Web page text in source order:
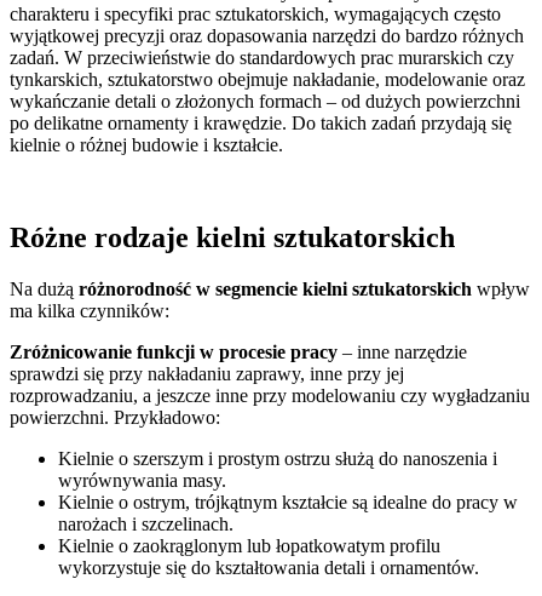
charakteru i specyfiki prac sztukatorskich, wymagających często
wyjątkowej precyzji oraz dopasowania narzędzi do bardzo różnych
zadań. W przeciwieństwie do standardowych prac murarskich czy
tynkarskich, sztukatorstwo obejmuje nakładanie, modelowanie oraz
wykańczanie detali o złożonych formach – od dużych powierzchni
po delikatne ornamenty i krawędzie. Do takich zadań przydają się
kielnie o różnej budowie i kształcie.
Różne rodzaje kielni sztukatorskich
Na dużą różnorodność w segmencie kielni sztukatorskich wpływ
ma kilka czynników:
Zróżnicowanie funkcji w procesie pracy – inne narzędzie
sprawdzi się przy nakładaniu zaprawy, inne przy jej
rozprowadzaniu, a jeszcze inne przy modelowaniu czy wygładzaniu
powierzchni. Przykładowo:
Kielnie o szerszym i prostym ostrzu służą do nanoszenia i
wyrównywania masy.
Kielnie o ostrym, trójkątnym kształcie są idealne do pracy w
narożach i szczelinach.
Kielnie o zaokrąglonym lub łopatkowatym profilu
wykorzystuje się do kształtowania detali i ornamentów.